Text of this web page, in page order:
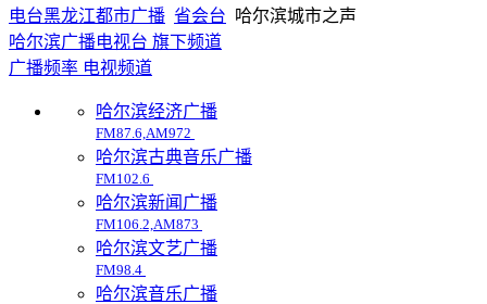
电台黑龙江都市广播 省会台 哈尔滨城市之声
哈尔滨广播电视台 旗下频道
广播频率 电视频道
哈尔滨经济广播
FM87.6,AM972
哈尔滨古典音乐广播
FM102.6
哈尔滨新闻广播
FM106.2,AM873
哈尔滨文艺广播
FM98.4
哈尔滨音乐广播